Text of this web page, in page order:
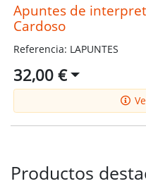
Apuntes de
Cardoso
Referencia: LAPUNTES
32,00 €
Productos